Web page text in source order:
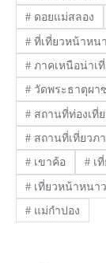
#ดอยแม่สลอง
#ที่เที่ยวหน้าหน
#ภาคเหนือน่าเที่
#วัดพระธาตุผา
#สถานที่ท่องเที่
#สถานที่เที่ยวภา
#เขาค้อ #เที่
#เที่ยวหน้าหนา
#แม่กำปอง